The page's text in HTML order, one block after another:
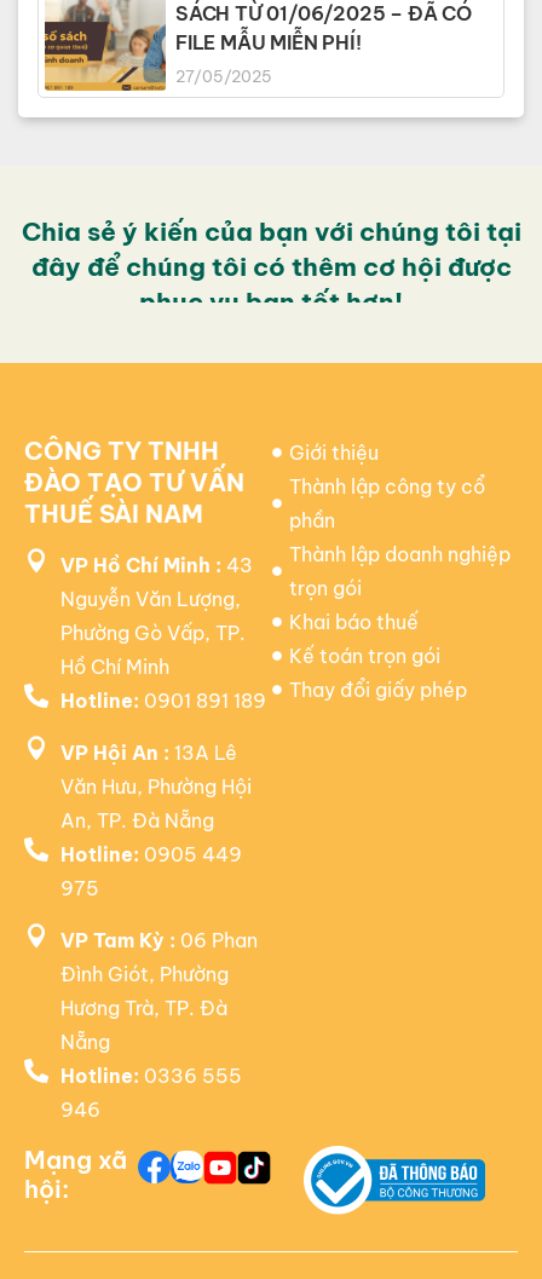
SÁCH TỪ 01/06/2025 – ĐÃ CÓ
FILE MẪU MIỄN PHÍ!
27/05/2025
Chia sẻ ý kiến của bạn với chúng tôi tại
đây để chúng tôi có thêm cơ hội được
phục vụ bạn tốt hơn!
CÔNG TY TNHH
ĐÀO TẠO TƯ VẤN
THUẾ SÀI NAM
VP Hồ Chí Minh : 43
Nguyễn Văn Lượng,
Phường Gò Vấp, TP.
Hồ Chí Minh
Hotline: 0901 891 189
VP Hội An : 13A Lê
Văn Hưu, Phường Hội
An, TP. Đà Nẵng
Hotline: 0905 449
975
VP Tam Kỳ : 06 Phan
Đình Giót, Phường
Hương Trà, TP. Đà
Nẵng
Hotline: 0336 555
946
Giới thiệu
Thành lập công ty cổ
phần
Thành lập doanh nghiệp
trọn gói
Khai báo thuế
Kế toán trọn gói
Thay đổi giấy phép
Mạng xã
hội: